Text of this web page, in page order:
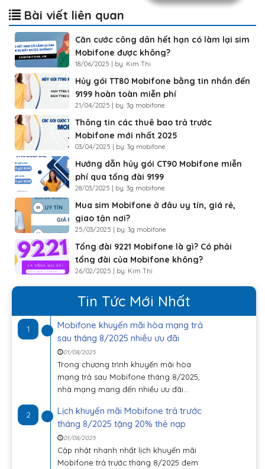
Bài viết liên quan
Căn cước công dân hết hạn có làm lại sim
Mobifone được không?
18/06/2025 | by: Kim Thi
Hủy gói TT80 Mobifone bằng tin nhắn đến
9199 hoàn toàn miễn phí
21/04/2025 | by: 3g mobifone
Thông tin các thuê bao trả trước
Mobifone mới nhất 2025
03/04/2025 | by: 3g mobifone
Hướng dẫn hủy gói CT90 Mobifone miễn
phí qua tổng đài 9199
28/03/2025 | by: 3g mobifone
Mua sim Mobifone ở đâu uy tín, giá rẻ,
giao tận nơi?
25/03/2025 | by: 3g mobifone
Tổng đài 9221 Mobifone là gì? Có phải
tổng đài của Mobifone không?
26/02/2025 | by: Kim Thi
Tin Tức Mới Nhất
1
Mobifone khuyến mãi hòa mạng trả
sau tháng 8/2025 nhiều ưu đãi
01/08/2025
Trong chương trình khuyến mãi hòa
mạng trả sau Mobifone tháng 8/2025,
nhà mạng mang đến nhiều ưu đãi...
2
Lịch khuyến mãi Mobifone trả trước
tháng 8/2025 tặng 20% thẻ nạp
01/08/2025
Cập nhật nhanh nhất lịch khuyến mãi
Mobifone trả trước tháng 8/2025 đem